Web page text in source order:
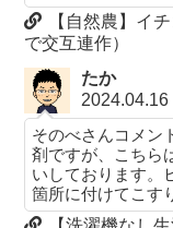
【自然農】イ
で交互連作）
たか
2024.04.16
そのべさんコメン
剤ですが、こちら
いしております。
箇所に付けてこす